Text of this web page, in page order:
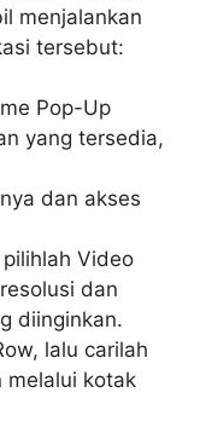
menjalankan
tersebut:
Pop-Up
yang tersedia,
dan akses
Video
dan
diinginkan.
lalu carilah
melalui kotak